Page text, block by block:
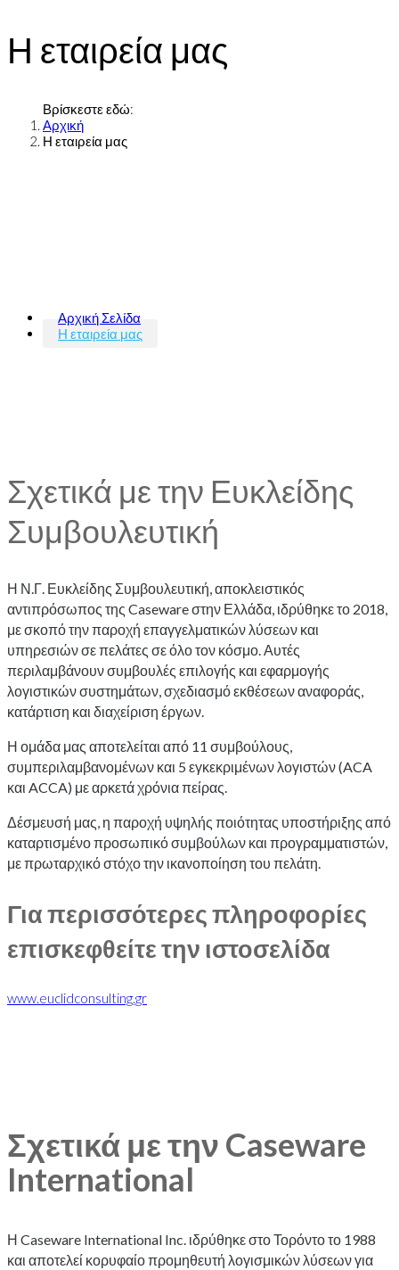
Η εταιρεία μας
Βρίσκεστε εδώ:
Αρχική
Η εταιρεία μας
Αρχική Σελίδα
Η εταιρεία μας
Σχετικά με την Ευκλείδης
Συμβουλευτική
Η Ν.Γ. Ευκλείδης Συμβουλευτική, αποκλειστικός
αντιπρόσωπος της Caseware στην Ελλάδα, ιδρύθηκε το 2018,
με σκοπό την παροχή επαγγελματικών λύσεων και
υπηρεσιών σε πελάτες σε όλο τον κόσμο. Αυτές
περιλαμβάνουν συμβουλές επιλογής και εφαρμογής
λογιστικών συστημάτων, σχεδιασμό εκθέσεων αναφοράς,
κατάρτιση και διαχείριση έργων.
Η ομάδα μας αποτελείται από 11 συμβούλους,
συμπεριλαμβανομένων και 5 εγκεκριμένων λογιστών (ACA
και ACCA) με αρκετά χρόνια πείρας.
Δέσμευσή μας, η παροχή υψηλής ποιότητας υποστήριξης από
καταρτισμένο προσωπικό συμβούλων και προγραμματιστών,
με πρωταρχικό στόχο την ικανοποίηση του πελάτη.
Για περισσότερες πληροφορίες
επισκεφθείτε την ιστοσελίδα
www.euclidconsulting.gr
Σχετικά με την Caseware
International
Η Caseware International Inc. ιδρύθηκε στο Τορόντο το 1988
και αποτελεί κορυφαίο προμηθευτή λογισμικών λύσεων για